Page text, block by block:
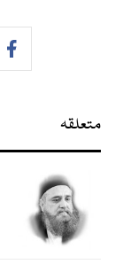
متعلقہ